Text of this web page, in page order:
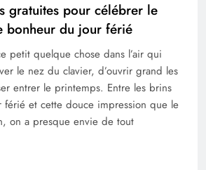
gratuites pour célébrer le
bonheur du jour férié
petit quelque chose dans l’air qui
le nez du clavier, d’ouvrir grand les
entrer le printemps. Entre les brins
et cette douce impression que le
on a presque envie de tout